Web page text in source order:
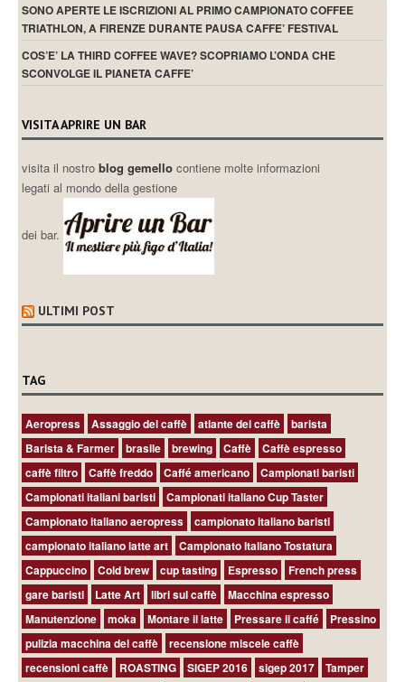
SONO APERTE LE ISCRIZIONI AL PRIMO CAMPIONATO COFFEE
TRIATHLON, A FIRENZE DURANTE PAUSA CAFFE’ FESTIVAL
COS’E’ LA THIRD COFFEE WAVE? SCOPRIAMO L’ONDA CHE
SCONVOLGE IL PIANETA CAFFE’
VISITA APRIRE UN BAR
visita il nostroblog gemellocontiene molte informazioni
legati al mondo della gestione
dei bar.
ULTIMI POST
TAG
Aeropress Assaggio del caffè atlante del caffè
barista
Barista & Farmer
brasile brewing Caffè
Caffè espresso
caffè filtro
Caffè freddo Caffé americano
Campionati baristi
Campionati italiani baristi
Campionati italiano Cup Taster
Campionato italiano aeropress
campionato italiano baristi
campionato italiano latte art
Campionato Italiano Tostatura
Cappuccino
Cold brew cup tasting Espresso
French press
gare baristi
Latte Art libri sul caffè
Macchina espresso
Manutenzione
moka Montare il latte Pressare il caffé
Pressino
pulizia macchina del caffè
recensione miscele caffè
recensioni caffè
ROASTING SIGEP 2016 sigep 2017
Tamper